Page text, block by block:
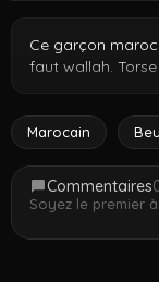
Ce garçon
faut wallah.
serré. Il se
boule sur le lit.
ce qu il a habibi.
Marocain
Commentaires
Soyez le premier